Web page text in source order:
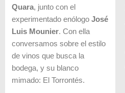
Quara, junto con el
experimentado enólogo José
Luis Mounier. Con ella
conversamos sobre el estilo
de vinos que busca la
bodega, y su blanco
mimado: El Torrontés.